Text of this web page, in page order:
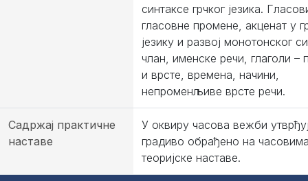
синтаксе грчког језика.
гласовне промене, акценат у
језику и развој монотонског
члан, именске речи, глаголи –
и врсте, времена, начини,
непроменљиве врсте речи.
Садржај практичне
наставе
У оквиру часова вежби
градиво обрађено на
теоријске наставе.